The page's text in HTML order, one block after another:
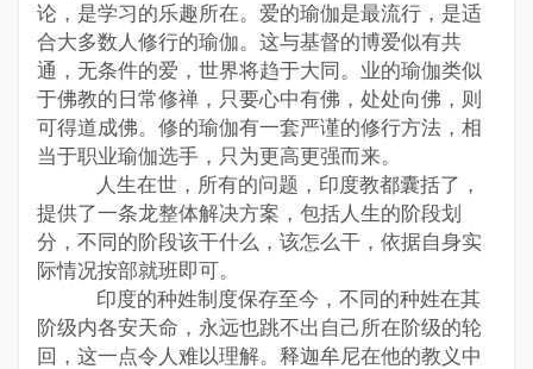
论，是学习的乐趣所在。爱的瑜伽是最流行，是适
合大多数人修行的瑜伽。这与基督的博爱似有共
通，无条件的爱，世界将趋于大同。业的瑜伽类似
于佛教的日常修禅，只要心中有佛，处处向佛，则
可得道成佛。修的瑜伽有一套严谨的修行方法，相
当于职业瑜伽选手，只为更高更强而来。
人生在世，所有的问题，印度教都囊括了，
提供了一条龙整体解决方案，包括人生的阶段划
分，不同的阶段该干什么，该怎么干，依据自身实
际情况按部就班即可。
印度的种姓制度保存至今，不同的种姓在其
阶级内各安天命，永远也跳不出自己所在阶级的轮
回，这一点令人难以理解。释迦牟尼在他的教义中